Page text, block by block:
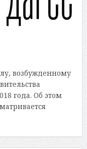
возбужденному
года. Об этом